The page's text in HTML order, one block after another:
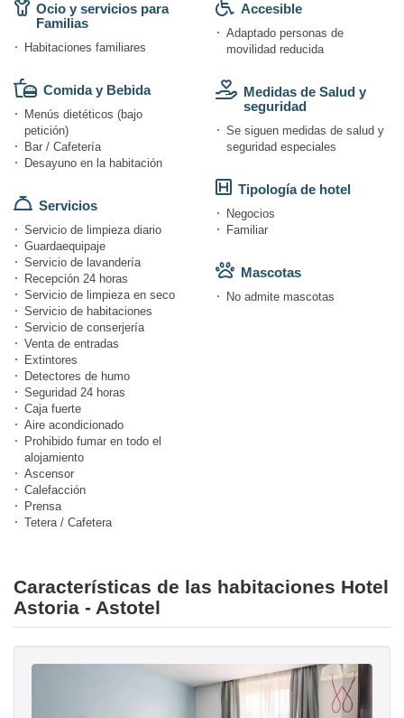
Ocio y servicios para
Familias
Habitaciones familiares
Comida y Bebida
Menús dietéticos (bajo
petición)
Bar / Cafetería
Desayuno en la habitación
Servicios
Servicio de limpieza diario
Guardaequipaje
Servicio de lavandería
Recepción 24 horas
Servicio de limpieza en seco
Servicio de habitaciones
Servicio de conserjería
Venta de entradas
Extintores
Detectores de humo
Seguridad 24 horas
Caja fuerte
Aire acondicionado
Prohibido fumar en todo el
alojamiento
Ascensor
Calefacción
Prensa
Tetera / Cafetera
Accesible
Adaptado personas de
movilidad reducida
Medidas de Salud y
seguridad
Se siguen medidas de salud y
seguridad especiales
Tipología de hotel
Negocios
Familiar
Mascotas
No admite mascotas
Características de las habitaciones Hotel
Astoria - Astotel